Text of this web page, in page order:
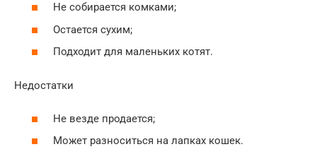
Не собирается комками;
Остается сухим;
Подходит для маленьких котят.
Недостатки
Не везде продается;
Может разноситься на лапках кошек.